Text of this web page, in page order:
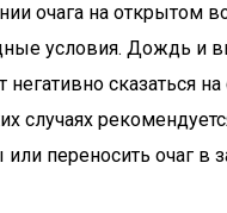
очага на открытом
условия. Дождь и
сказаться на
случаях
переносить очаг в